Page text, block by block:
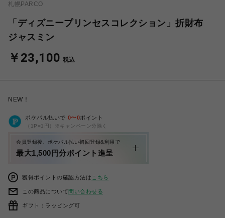
札幌PARCO
「ディズニープリンセスコレクション」折財布
ジャスミン
￥23,100 税込
NEW！
ポケパル払いで 0〜0ポイント
（1P=1円）※キャンペーン分除く
会員登録後、ポケパル払い初回登録&利用で
最大1,500円分ポイント進呈
獲得ポイントの確認方法は こちら
この商品について問い合わせる
ギフト：ラッピング可